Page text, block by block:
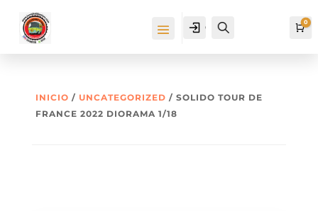
Cuenta 0
INICIO / UNCATEGORIZED / SOLIDO TOUR DE
FRANCE 2022 DIORAMA 1/18